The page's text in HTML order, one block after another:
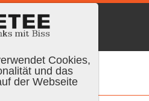
Cookies,
und das
der Webseite